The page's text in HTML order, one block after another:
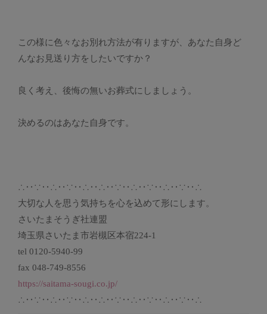
この様に色々なお別れ方法が有りますが、あなた自身ど
んなお見送り方をしたいですか？
良く考え、後悔の無いお葬式にしましょう。
決めるのはあなた自身です。
∴‥∵‥∴‥∵‥∴‥∴‥∵‥∴‥∵‥∴‥∵‥∴
大切な人を思う気持ちを心を込めて形にします。
さいたまそうぎ社連盟
埼玉県さいたま市岩槻区本宿224-1
tel 0120-5940-99
fax 048-749-8556
https://saitama-sougi.co.jp/
∴‥∵‥∴‥∵‥∴‥∴‥∵‥∴‥∵‥∴‥∵‥∴